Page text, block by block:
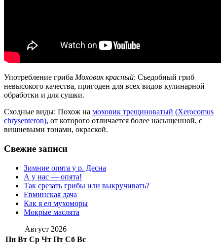
Употребление гриба Моховик красный: Съедобный гриб
невысокого качества, пригоден для всех видов кулинарной
обработки и для сушки.
Сходные виды: Похож на моховик трещиноватый (Xerocomus
chrysenteron), от которого отличается более насыщенной, с
вишневыми тонами, окраской.
Свежие записи
Зимние опята у р. Десна
А у нас — опята!
Так срезать грибы или выкручивать?
Евминская дача
Как я ел мухоморы
Мокрые маслята
Август 2026
Пн Вт Ср Чт Пт Сб Вс